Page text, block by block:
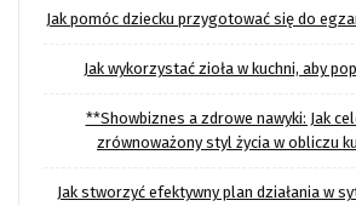
Jak pomóc dziecku przygotować się do
Jak wykorzystać zioła w kuchni, aby
**Showbiznes a zdrowe nawyki: Jak
zrównoważony styl życia w obliczu
Jak stworzyć efektywny plan działania w